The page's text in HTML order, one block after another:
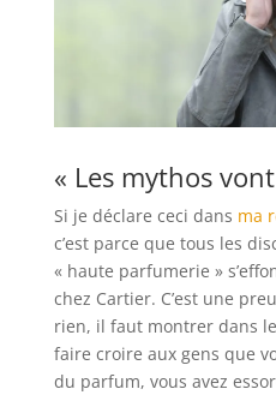
« Les mythos
Si je déclare ceci dans ma
c’est parce que tous les
« haute parfumerie »
chez Cartier. C’est une
rien, il faut montrer dans
faire croire aux gens que
du parfum, vous avez